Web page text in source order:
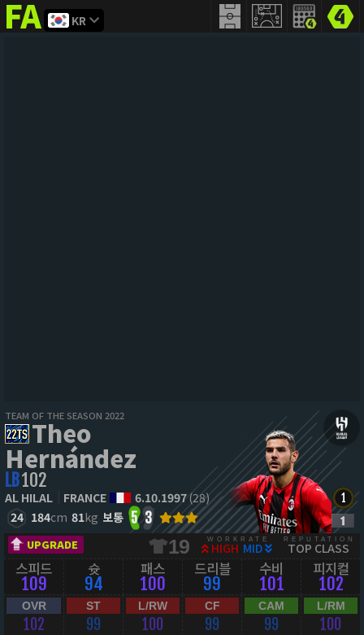
FIFAaddict
KR
TEAM OF THE SEASON 2022
Theo
Hernández
LB102
AL HILAL FRANCE 6.10.1997(28)
24 184cm 81kg 보통 5 3
UPGRADE 19 WORKRATE
HIGH MID
REPUTATION
TOP CLASS
스피드
109
슛
94
패스
100
드리블
99
수비
101
피지컬
102
OVR
102
ST
99
L/RW
100
CF
99
CAM
99
L/RM
100